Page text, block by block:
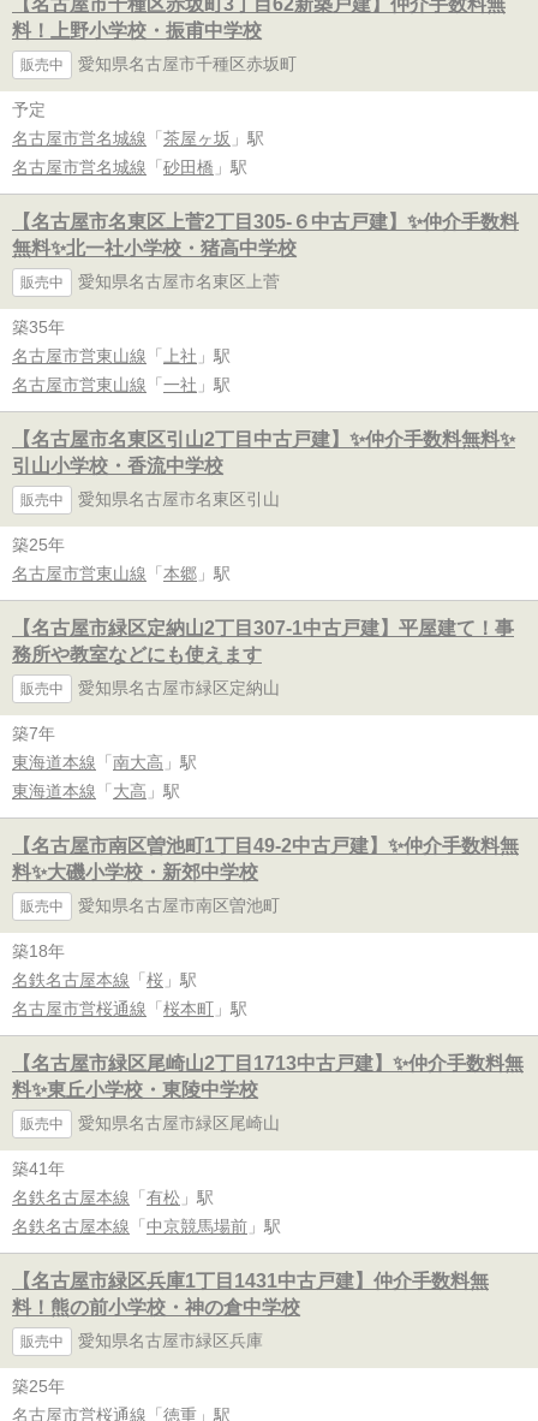
料！上野小学校・振甫中学校
販売中 愛知県名古屋市千種区赤坂町
予定
名古屋市営名城線 「 茶屋ヶ坂 」駅
名古屋市営名城線 「 砂田橋 」駅
【名古屋市名東区上菅2丁目305-６中古戸建】✨️仲介手数料
無料✨️北一社小学校・猪高中学校
販売中 愛知県名古屋市名東区上菅
築35年
名古屋市営東山線 「 上社 」駅
名古屋市営東山線 「 一社 」駅
【名古屋市名東区引山2丁目中古戸建】✨️仲介手数料無料✨️
引山小学校・香流中学校
販売中 愛知県名古屋市名東区引山
築25年
名古屋市営東山線 「 本郷 」駅
【名古屋市緑区定納山2丁目307-1中古戸建】平屋建て！事
務所や教室などにも使えます
販売中 愛知県名古屋市緑区定納山
築7年
東海道本線 「 南大高 」駅
東海道本線 「 大高 」駅
【名古屋市南区曽池町1丁目49-2中古戸建】✨️仲介手数料無
料✨️大磯小学校・新郊中学校
販売中 愛知県名古屋市南区曽池町
築18年
名鉄名古屋本線 「 桜 」駅
名古屋市営桜通線 「 桜本町 」駅
【名古屋市緑区尾崎山2丁目1713中古戸建】✨️仲介手数料無
料✨️東丘小学校・東陵中学校
販売中 愛知県名古屋市緑区尾崎山
築41年
名鉄名古屋本線 「 有松 」駅
名鉄名古屋本線 「 中京競馬場前 」駅
【名古屋市緑区兵庫1丁目1431中古戸建】仲介手数料無
料！熊の前小学校・神の倉中学校
販売中 愛知県名古屋市緑区兵庫
築25年
名古屋市営桜通線 「 徳重 」駅